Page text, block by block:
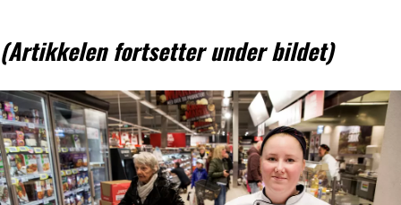
(Artikkelen fortsetter under bildet)